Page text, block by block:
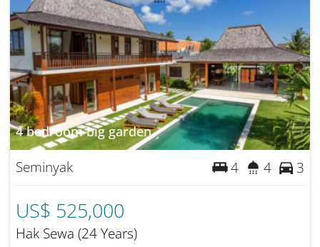
4 bedroom big garden
Seminyak 4 4 3
US$ 525,000
Hak Sewa (24 Years)